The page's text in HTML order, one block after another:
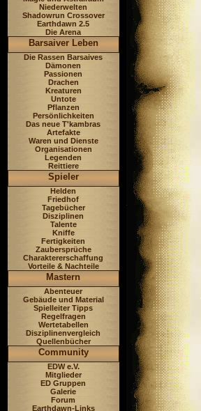
Niederwelten
Shadowrun Crossover
Earthdawn 2.5
Die Arena
Barsaiver Leben
Die Rassen Barsaives
Dämonen
Passionen
Drachen
Kreaturen
Untote
Pflanzen
Persönlichkeiten
Das neue T'kambras
Artefakte
Waren und Dienste
Organisationen
Legenden
Reittiere
Spieler
Helden
Friedhof
Tagebücher
Disziplinen
Talente
Kniffe
Fertigkeiten
Zaubersprüche
Charaktererschaffung
Vorteile & Nachteile
Mastern
Abenteuer
Gebäude und Material
Spielleiter Tipps
Regelfragen
Wertetabellen
Disziplinenvergleich
Quellenbücher
Community
EDW e.V.
Mitglieder
ED Gruppen
Galerie
Forum
Earthdawn-Links